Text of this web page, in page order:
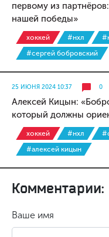
первому из
нашей победы»
хоккей #нхл
#сергей бобровский
25 ИЮНЯ 2024 10:37 0
Алексей Кицын:
который должны
хоккей #нхл
#алексей кицын
Комментарии:
Ваше имя